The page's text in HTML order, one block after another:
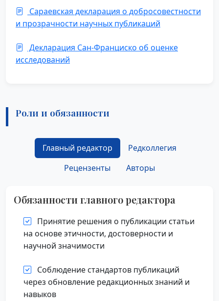
Сараевская декларация о добросовестности
и прозрачности научных публикаций
Декларация Сан-Франциско об оценке
исследований
Роли и обязанности
Главный редактор
Редколлегия
Рецензенты
Авторы
Обязанности главного редактора
Принятие решения о публикации статьи
на основе этичности, достоверности и
научной значимости
Соблюдение стандартов публикаций
через обновление редакционных знаний и
навыков